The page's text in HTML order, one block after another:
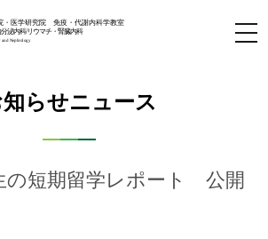
・医学研究院 免疫・代謝内科学教室
泌内科/リウマチ・腎臓内科
and Nephrology
知らせニュース
の短期留学レポート 公開